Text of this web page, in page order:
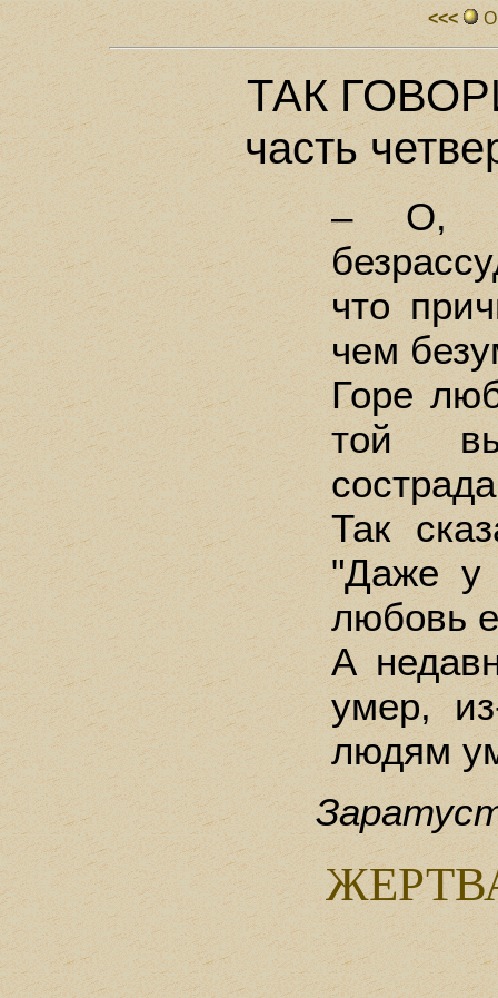
<<<
ТАК
часть
– О,
что
чем
Горе
той
Так
"Даже у
любовь
А
умер,
людям